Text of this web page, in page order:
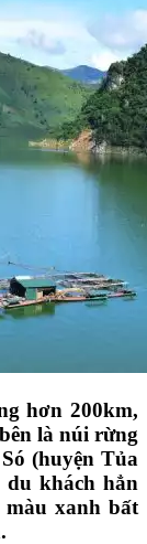
hơn 200km,
là núi rừng
(huyện Tủa
khách hẳn
xanh bất